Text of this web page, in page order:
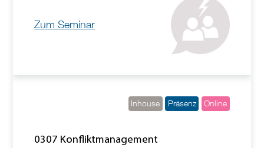
Zum Seminar
Inhouse Präsenz Online
0307 Konfliktmanagement